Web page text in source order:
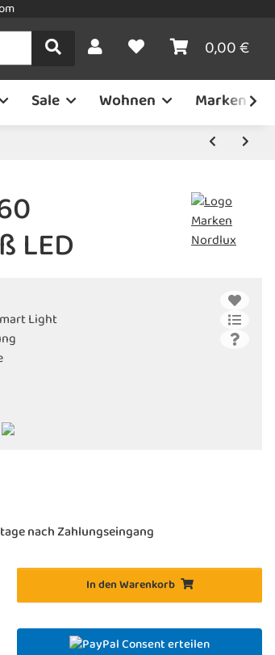
0,00 €
Sale Wohnen Marken
LED
Light
nach Zahlungseingang
In den Warenkorb
Consent erteilen